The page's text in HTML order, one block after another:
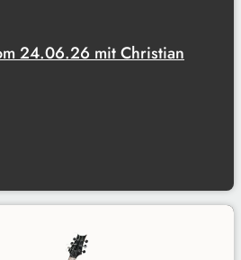
24.06.26 mit Christian